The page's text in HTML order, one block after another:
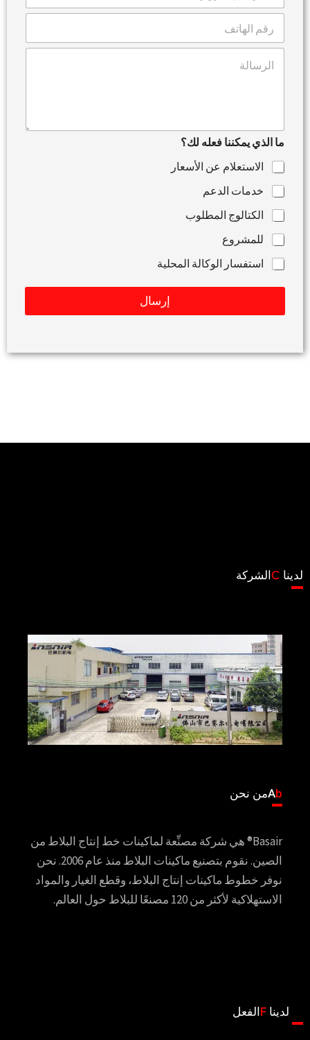
ب
د
ت
ر
ن
ي
*
ا
ه
ت
و
ر
س
ا
ل
ة
ما الذي يمكننا فعله لك؟
الاستعلام عن الأسعار
خدمات الدعم
الكتالوج المطلوب
للمشروع
استفسار الوكالة المحلية
إرسال
لدينا C الشركة
Ab من نحن
Basair® هي شركة مصنِّعة لماكينات خط إنتاج البلاط من
الصين. نقوم بتصنيع ماكينات البلاط منذ عام 2006. نحن
نوفر خطوط ماكينات إنتاج البلاط، وقطع الغيار والمواد
الاستهلاكية لأكثر من 120 مصنعًا للبلاط حول العالم.
لدينا F الفعل